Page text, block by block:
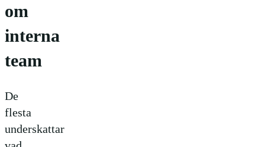
om
interna
team
De
flesta
underskattar